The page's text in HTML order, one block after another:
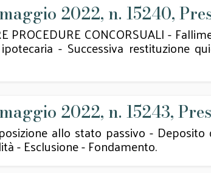
2022, n. 15240,
PROCEDURE CONCORSUALI -
- Successiva restituzione
maggio 2022, n. 15243,
allo stato passivo -
- Esclusione - Fondamento.